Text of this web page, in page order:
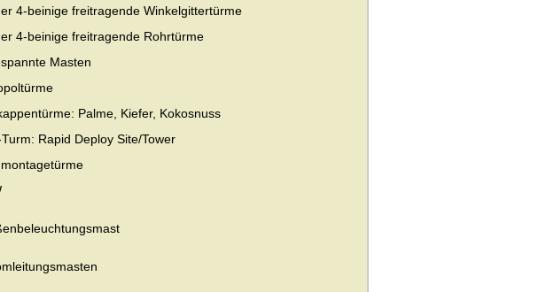
4-beinige freitragende Winkelgittertürme
4-beinige freitragende Rohrtürme
Masten
Palme, Kiefer, Kokosnuss
Rapid Deploy Site/Tower